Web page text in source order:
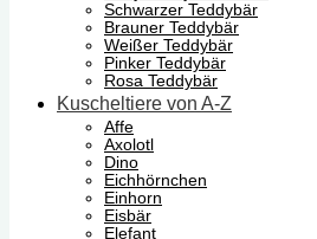
Schwarzer Teddybär
Brauner Teddybär
Weißer Teddybär
Pinker Teddybär
Rosa Teddybär
Kuscheltiere von A-Z
Affe
Axolotl
Dino
Eichhörnchen
Einhorn
Eisbär
Elefant